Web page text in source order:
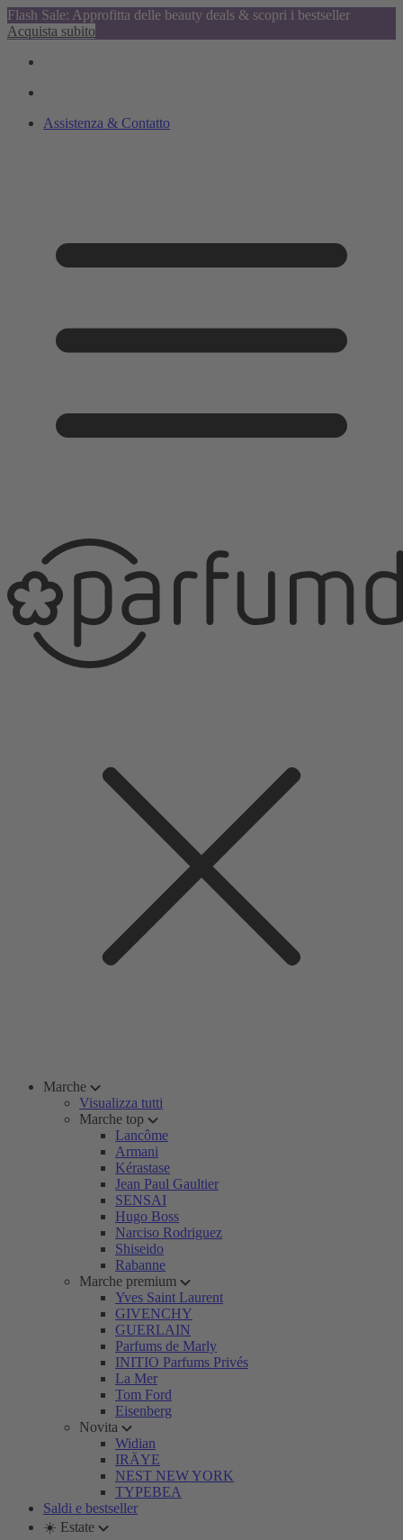
Flash Sale: Approfitta delle beauty deals & scopri i bestseller
Acquista subito
Assistenza & Contatto
Marche
Visualizza tutti
Marche top
Lancôme
Armani
Kérastase
Jean Paul Gaultier
SENSAI
Hugo Boss
Narciso Rodriguez
Shiseido
Rabanne
Marche premium
Yves Saint Laurent
GIVENCHY
GUERLAIN
Parfums de Marly
INITIO Parfums Privés
La Mer
Tom Ford
Eisenberg
Novita
Widian
IRÄYE
NEST NEW YORK
TYPEBEA
Saldi e bestseller
☀️ Estate